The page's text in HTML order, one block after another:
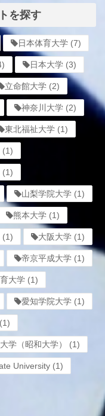
を探す
日本体育大学 (7)
日本大学 (3)
立命館大学 (2)
神奈川大学 (2)
東北福祉大学 (1)
(1)
(1)
山梨学院大学 (1)
熊本大学 (1)
(1) 大阪大学 (1)
帝京平成大学 (1)
大学 (1)
愛知学院大学 (1)
(1)
学（昭和大学） (1)
University (1)